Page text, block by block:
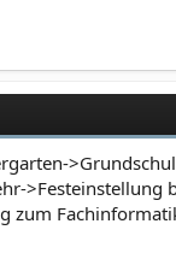
>Festeinstellung
zum